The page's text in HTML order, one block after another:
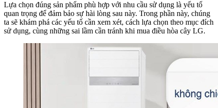
Lựa chọn đúng sản phẩm phù hợp với nhu cầu sử dụng là yếu tố
quan trọng để đảm bảo sự hài lòng sau này. Trong phần này, chúng
ta sẽ khám phá các yếu tố cần xem xét, cách lựa chọn theo mục đích
sử dụng, cùng những sai lầm cần tránh khi mua điều hòa cây LG.